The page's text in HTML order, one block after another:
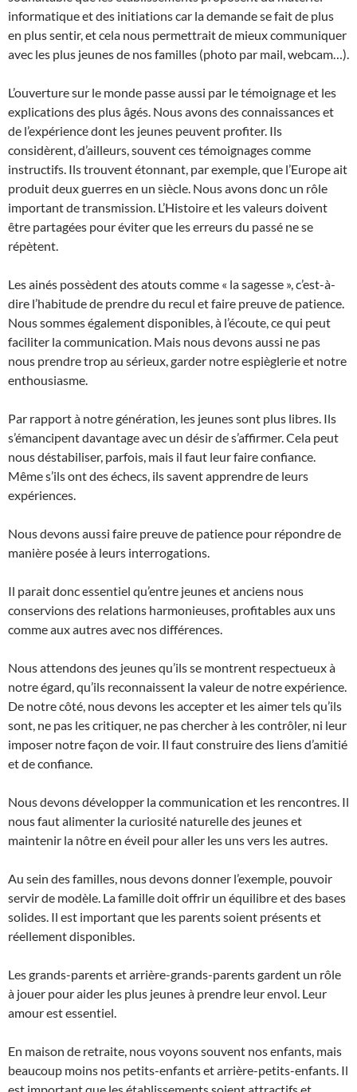
informatique et des initiations car la demande se fait de plus
en plus sentir, et cela nous permettrait de mieux communiquer
avec les plus jeunes de nos familles (photo par mail, webcam…).
L’ouverture sur le monde passe aussi par le témoignage et les
explications des plus âgés. Nous avons des connaissances et
de l’expérience dont les jeunes peuvent profiter. Ils
considèrent, d’ailleurs, souvent ces témoignages comme
instructifs. Ils trouvent étonnant, par exemple, que l’Europe ait
produit deux guerres en un siècle. Nous avons donc un rôle
important de transmission. L’Histoire et les valeurs doivent
être partagées pour éviter que les erreurs du passé ne se
répètent.
Les ainés possèdent des atouts comme « la sagesse », c’est-à-
dire l’habitude de prendre du recul et faire preuve de patience.
Nous sommes également disponibles, à l’écoute, ce qui peut
faciliter la communication. Mais nous devons aussi ne pas
nous prendre trop au sérieux, garder notre espièglerie et notre
enthousiasme.
Par rapport à notre génération, les jeunes sont plus libres. Ils
s’émancipent davantage avec un désir de s’affirmer. Cela peut
nous déstabiliser, parfois, mais il faut leur faire confiance.
Même s’ils ont des échecs, ils savent apprendre de leurs
expériences.
Nous devons aussi faire preuve de patience pour répondre de
manière posée à leurs interrogations.
Il parait donc essentiel qu’entre jeunes et anciens nous
conservions des relations harmonieuses, profitables aux uns
comme aux autres avec nos différences.
Nous attendons des jeunes qu’ils se montrent respectueux à
notre égard, qu’ils reconnaissent la valeur de notre expérience.
De notre côté, nous devons les accepter et les aimer tels qu’ils
sont, ne pas les critiquer, ne pas chercher à les contrôler, ni leur
imposer notre façon de voir. Il faut construire des liens d’amitié
et de confiance.
Nous devons développer la communication et les rencontres. Il
nous faut alimenter la curiosité naturelle des jeunes et
maintenir la nôtre en éveil pour aller les uns vers les autres.
Au sein des familles, nous devons donner l’exemple, pouvoir
servir de modèle. La famille doit offrir un équilibre et des bases
solides. Il est important que les parents soient présents et
réellement disponibles.
Les grands-parents et arrière-grands-parents gardent un rôle
à jouer pour aider les plus jeunes à prendre leur envol. Leur
amour est essentiel.
En maison de retraite, nous voyons souvent nos enfants, mais
beaucoup moins nos petits-enfants et arrière-petits-enfants. Il